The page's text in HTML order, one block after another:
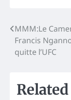
Post
navigation
MMM:Le
Francis
quitte l’UFC